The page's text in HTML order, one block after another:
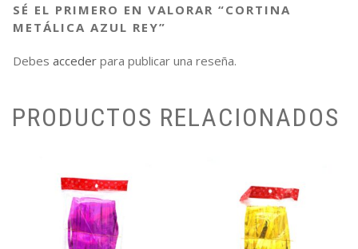
SÉ EL PRIMERO EN VALORAR “CORTINA
METÁLICA AZUL REY”
Debes acceder para publicar una reseña.
PRODUCTOS RELACIONADOS